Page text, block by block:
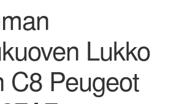
Lukko
C8 Peugeot